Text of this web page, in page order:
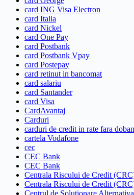
card ING Visa Electron
card Italia
card Nickel
card One Pay
card Postbank
card Postbank Vpay
card Postepay
card retinut in bancomat
card salariu
card Santander
card Visa
CardAvantaj
Carduri
carduri de credit in rate fara
cartela Vodafone
cec
CEC Bank
CEC Bank
Centrala Riscului de Credit
Centrala Riscului de Credit
Centrul de Solutionare